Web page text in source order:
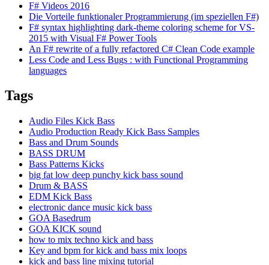
F# Videos 2016
Die Vorteile funktionaler Programmierung (im speziellen F#)
F# syntax highlighting dark-theme coloring scheme for VS-
2015 with Visual F# Power Tools
An F# rewrite of a fully refactored C# Clean Code example
Less Code and Less Bugs : with Functional Programming
languages
Tags
Audio Files Kick Bass
Audio Production Ready Kick Bass Samples
Bass and Drum Sounds
BASS DRUM
Bass Patterns Kicks
big fat low deep punchy kick bass sound
Drum & BASS
EDM Kick Bass
electronic dance music kick bass
GOA Basedrum
GOA KICK sound
how to mix techno kick and bass
Key and bpm for kick and bass mix loops
kick and bass line mixing tutorial